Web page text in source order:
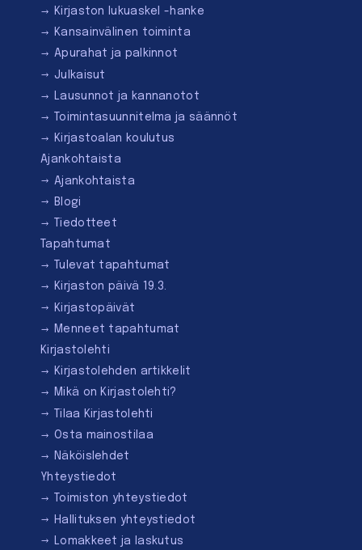
Kirjaston lukuaskel -hanke
Kansainvälinen toiminta
Apurahat ja palkinnot
Julkaisut
Lausunnot ja kannanotot
Toimintasuunnitelma ja säännöt
Kirjastoalan koulutus
Ajankohtaista
Ajankohtaista
Blogi
Tiedotteet
Tapahtumat
Tulevat tapahtumat
Kirjaston päivä 19.3.
Kirjastopäivät
Menneet tapahtumat
Kirjastolehti
Kirjastolehden artikkelit
Mikä on Kirjastolehti?
Tilaa Kirjastolehti
Osta mainostilaa
Näköislehdet
Yhteystiedot
Toimiston yhteystiedot
Hallituksen yhteystiedot
Lomakkeet ja laskutus